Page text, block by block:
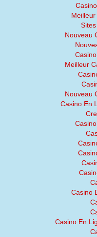
Nouveau
Meilleur
Nouveau
Casino En
Casino
Casino En